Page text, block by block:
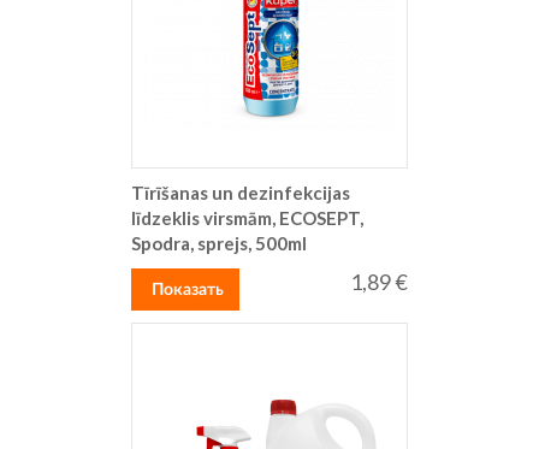
Tīrīšanas un dezinfekcijas
līdzeklis virsmām, ECOSEPT,
Spodra, sprejs, 500ml
1,89 €
Показать